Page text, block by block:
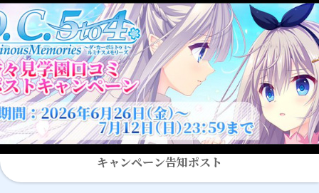
キャンペーン告知ポスト